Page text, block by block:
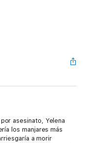
asesinato, Yelena
los manjares más
a morir